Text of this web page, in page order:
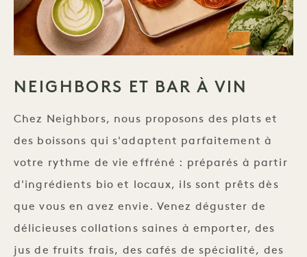
NEIGHBORS ET BAR À VIN
Chez Neighbors, nous proposons des plats et
des boissons qui s'adaptent parfaitement à
votre rythme de vie effréné : préparés à partir
d'ingrédients bio et locaux, ils sont prêts dès
que vous en avez envie. Venez déguster de
délicieuses collations saines à emporter, des
jus de fruits frais, des cafés de spécialité, des